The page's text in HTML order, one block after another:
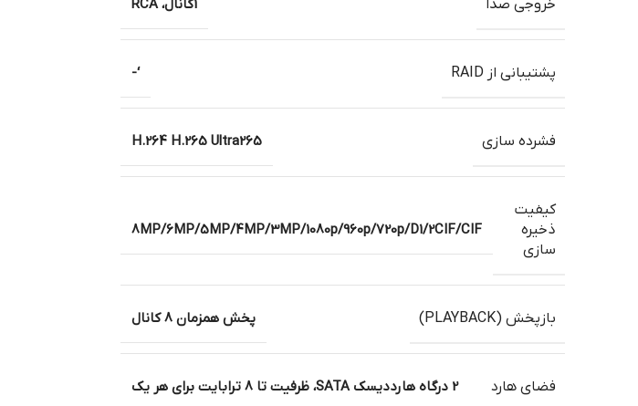
خروجی صدا 1کانال، RCA
پشتیبانی از RAID ‘-
فشرده سازی H.264 H.265 Ultra265
کیفیت
ذخیره
سازی
8MP/6MP/5MP/4MP/3MP/1080p/960p/720p/D1/2CIF/CIF
بازپخش (PLAYBACK) پخش همزمان 8 کانال
فضای هارد 2 درگاه هارددیسک SATA، ظرفیت تا 8 ترابایت برای هر یک